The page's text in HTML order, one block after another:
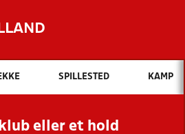
Hvad vil du søge efter?
INDHOLD OG NYHEDER
KLUBBER OG
SPILLESTED KAMP
eller et hold